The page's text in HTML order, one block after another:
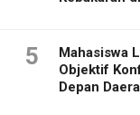
5
Mahasiswa
Objektif
Depan